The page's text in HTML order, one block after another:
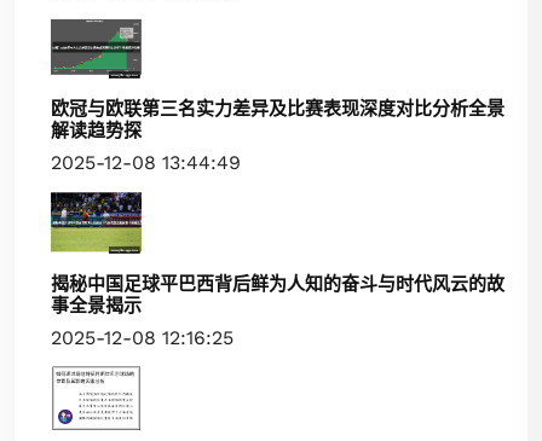
欧冠与欧联第三名实力差异及比赛表现深度对比分析全景
解读趋势探
2025-12-08 13:44:49
揭秘中国足球平巴西背后鲜为人知的奋斗与时代风云的故
事全景揭示
2025-12-08 12:16:25